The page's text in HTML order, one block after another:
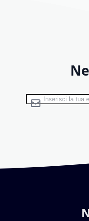
Iscriviti alla